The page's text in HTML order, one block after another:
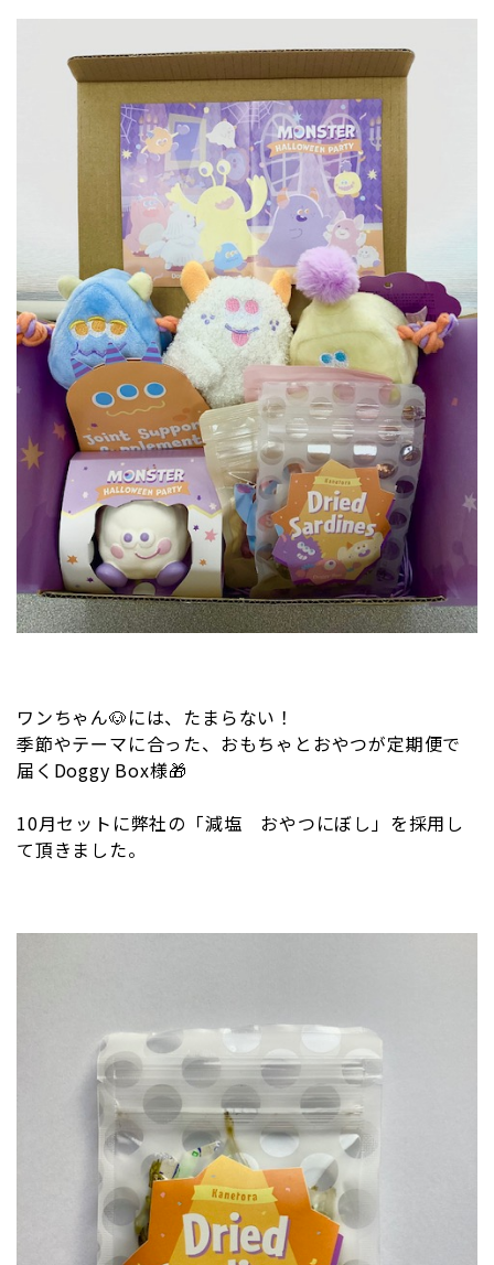
ワンちゃん🐶には、たまらない！
季節やテーマに合った、おもちゃとおやつが定期便で
届くDoggy Box様🎁
10月セットに弊社の「減塩 おやつにぼし」を採用し
て頂きました。